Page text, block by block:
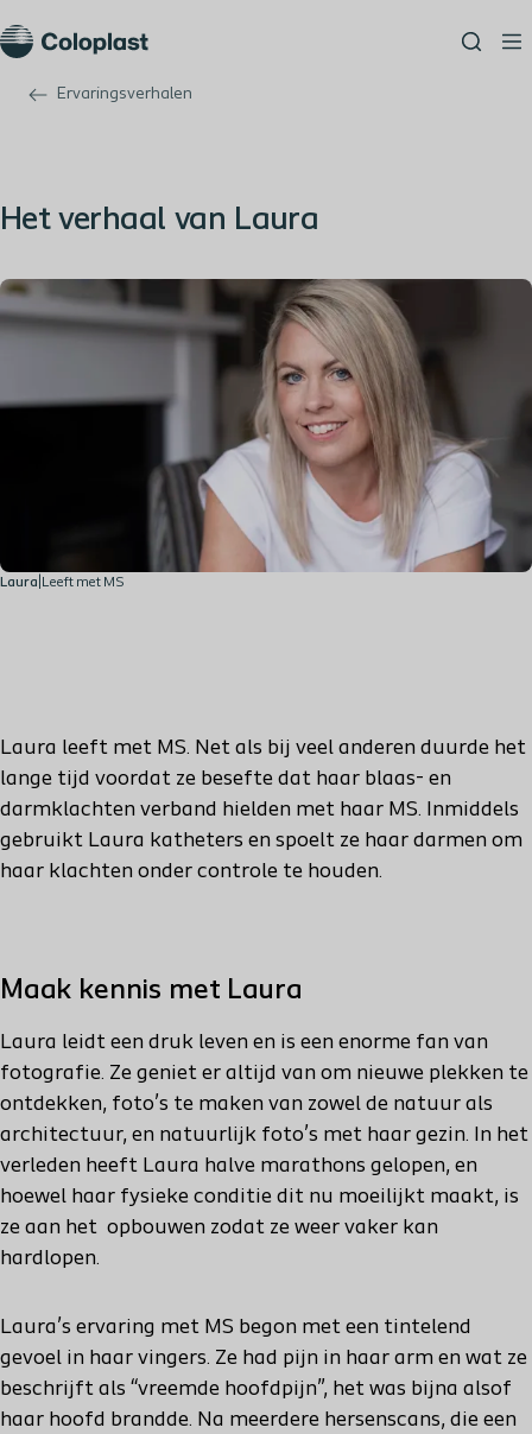
Ervaringsverhalen
Het verhaal van Laura
Laura Leeft met MS
Laura leeft met MS. Net als bij veel anderen duurde het
lange tijd voordat ze besefte dat haar blaas- en
darmklachten verband hielden met haar MS. Inmiddels
gebruikt Laura katheters en spoelt ze haar darmen om
haar klachten onder controle te houden.
Maak kennis met Laura
Laura leidt een druk leven en is een enorme fan van
fotografie. Ze geniet er altijd van om nieuwe plekken te
ontdekken, foto’s te maken van zowel de natuur als
architectuur, en natuurlijk foto’s met haar gezin. In het
verleden heeft Laura halve marathons gelopen, en
hoewel haar fysieke conditie dit nu moeilijkt maakt, is
ze aan het opbouwen zodat ze weer vaker kan
hardlopen.
Laura’s ervaring met MS begon met een tintelend
gevoel in haar vingers. Ze had pijn in haar arm en wat ze
beschrijft als “vreemde hoofdpijn”, het was bijna alsof
haar hoofd brandde. Na meerdere hersenscans, die een